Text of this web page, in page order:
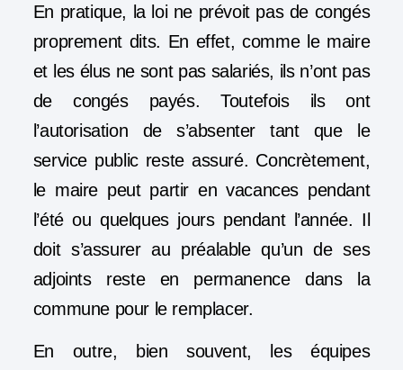
En pratique, la loi ne prévoit pas de congés
proprement dits. En effet, comme le maire
et les élus ne sont pas salariés, ils n’ont pas
de congés payés. Toutefois ils ont
l’autorisation de s’absenter tant que le
service public reste assuré. Concrètement,
le maire peut partir en vacances pendant
l’été ou quelques jours pendant l’année. Il
doit s’assurer au préalable qu’un de ses
adjoints reste en permanence dans la
commune pour le remplacer.
En outre, bien souvent, les équipes